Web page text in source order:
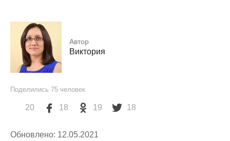
Автор
Виктория
Поделились 75 человек
20 18 19 18
Обновлено: 12.05.2021